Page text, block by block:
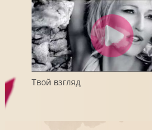
Твой взгляд